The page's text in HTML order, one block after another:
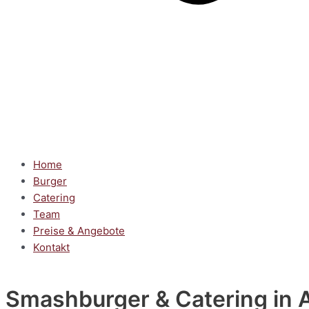
Home
Burger
Catering
Team
Preise & Angebote
Kontakt
Smashburger & Catering in